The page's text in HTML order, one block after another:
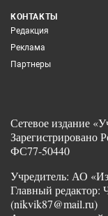
КОНТАКТЫ
Редакция
Реклама
Партнеры
Сетевое издание
Зарегистрировано
ФС77-50440
Учредитель: АО
Главный
(nikvik87@mail.ru)